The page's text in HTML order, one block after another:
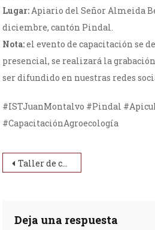
Lugar: Apiario del Señor Almeida
diciembre, cantón Pindal.
Nota:el evento de capacitación se
presencial, se realizará la
ser difundido en nuestras redes
#ISTJuanMontalvo #Pindal
#CapacitaciónAgroecología
Navegación de
Taller de capacitación sobre abonos orgánicos
Deja una respuesta